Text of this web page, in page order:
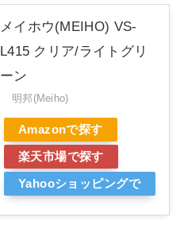
メイホウ(MEIHO) VS-
L415 クリア/ライトグリ
ーン
明邦(Meiho)
Amazonで探す
楽天市場で探す
Yahooショッピングで